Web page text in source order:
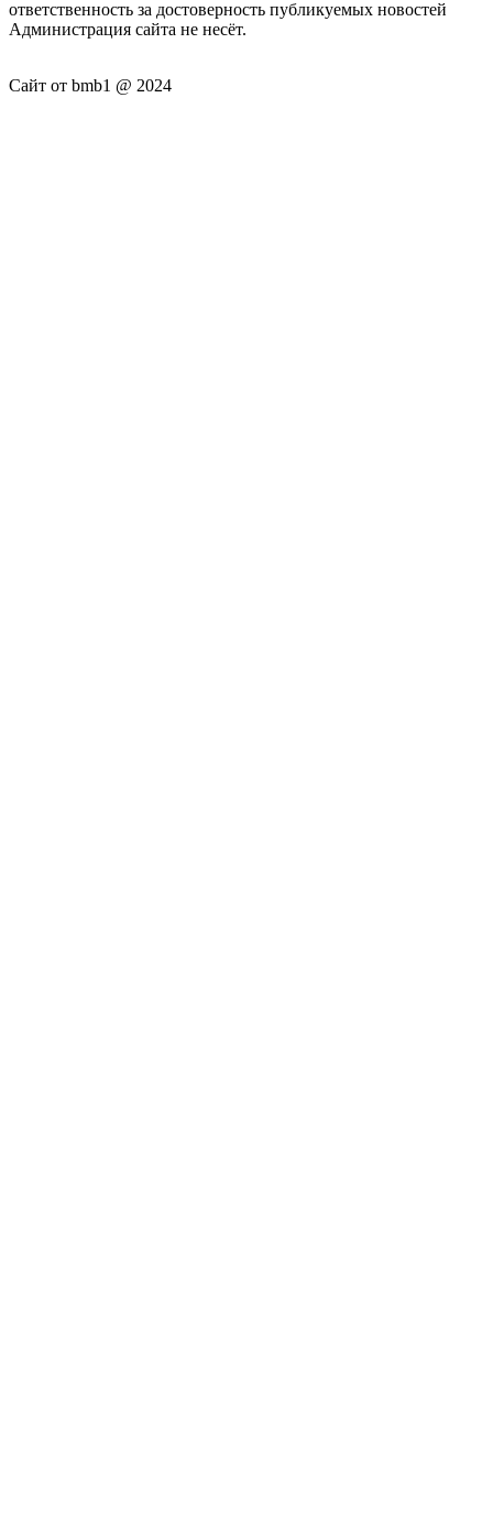
ответственность за достоверность публикуемых новостей
Администрация сайта не несёт.
Сайт от bmb1 @ 2024